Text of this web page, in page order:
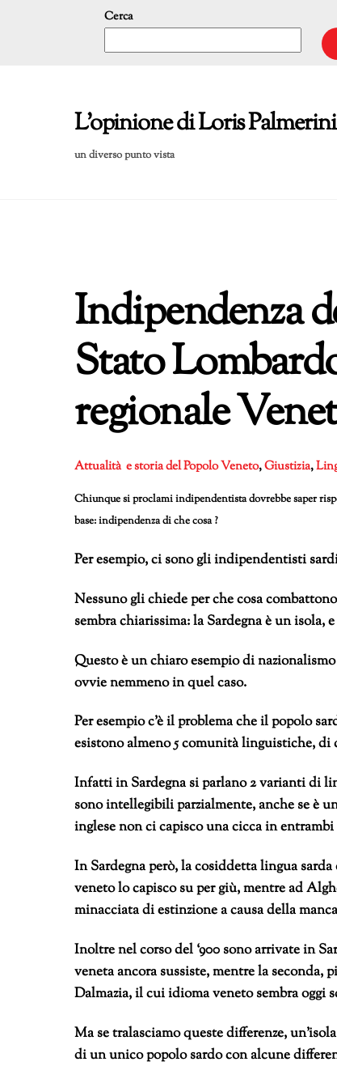
Cerca
L'opinione di Loris Palmerini
un diverso punto vista
Indipendenza
Stato
regionale
Attualità e storia del Popolo Veneto,Giustizia,
Chiunque si proclami indipendentista dovrebbe saper
base: indipendenza di che cosa ?
Per esempio, ci sono gli indipendentisti
Nessuno gli chiede per che cosa
sembra chiarissima: la Sardegna è un
Questo è un chiaro esempio di
ovvie nemmeno in quel caso.
Per esempio c’è il problema che il popolo
esistono almeno 5 comunità linguistiche, di
Infatti in Sardegna si parlano 2 varianti di
sono intellegibili parzialmente, anche se è
inglese non ci capisco una cicca in entrambi
In Sardegna però, la cosiddetta lingua
veneto lo capisco su per giù, mentre ad
minacciata di estinzione a causa della
Inoltre nel corso del ‘900 sono arrivate in
veneta ancora sussiste, mentre la
Dalmazia, il cui idioma veneto sembra oggi
Ma se tralasciamo queste differenze,
di un unico popolo sardo con alcune